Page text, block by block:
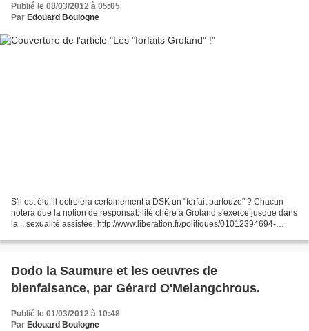
Publié le 08/03/2012 à 05:05
Par Edouard Boulogne
S'il est élu, il octroiera certainement à DSK un "forfait partouze" ? Chacun
notera que la notion de responsabilité chère à Groland s'exerce jusque dans
la... sexualité assistée. http://www.liberation.fr/politiques/01012394694-
Dodo la Saumure et les oeuvres de
bienfaisance, par Gérard O'Melangchrous.
Publié le 01/03/2012 à 10:48
Par Edouard Boulogne